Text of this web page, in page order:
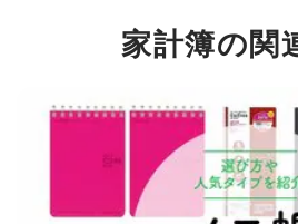
家計簿の関